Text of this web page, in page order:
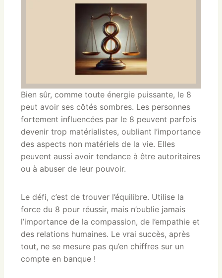
Bien sûr, comme toute énergie puissante, le 8
peut avoir ses côtés sombres. Les personnes
fortement influencées par le 8 peuvent parfois
devenir trop matérialistes, oubliant l’importance
des aspects non matériels de la vie. Elles
peuvent aussi avoir tendance à être autoritaires
ou à abuser de leur pouvoir.
Le défi, c’est de trouver l’équilibre. Utilise la
force du 8 pour réussir, mais n’oublie jamais
l’importance de la compassion, de l’empathie et
des relations humaines. Le vrai succès, après
tout, ne se mesure pas qu’en chiffres sur un
compte en banque !